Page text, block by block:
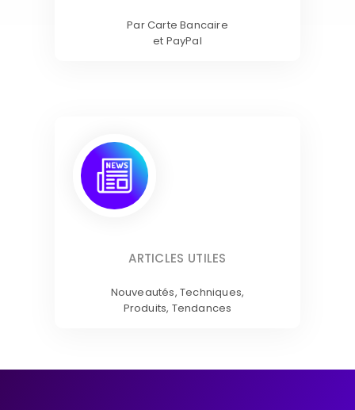
Par Carte Bancaire
et PayPal
ARTICLES UTILES
Nouveautés, Techniques,
Produits, Tendances